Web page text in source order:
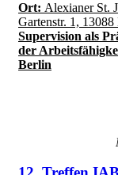
Ort: Alexianer St.
Gartenstr. 1,
Supervision als
der
Berlin